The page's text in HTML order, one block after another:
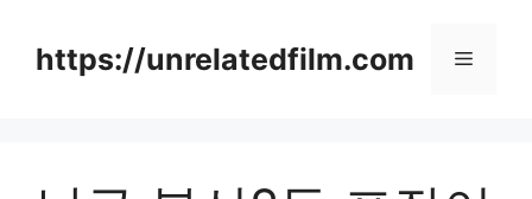
contenthttps://unrelatedfilm.com Menu